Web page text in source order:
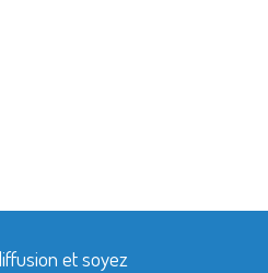
et soyez